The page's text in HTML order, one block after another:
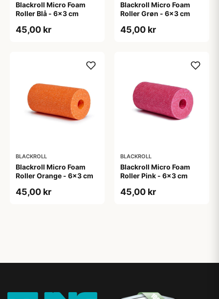
Blackroll Micro Foam
Roller Blå - 6x3 cm
45,00 kr
Blackroll Micro Foam
Roller Grøn - 6x3 cm
45,00 kr
BLACKROLL
Blackroll Micro Foam
Roller Orange - 6x3 cm
45,00 kr
BLACKROLL
Blackroll Micro Foam
Roller Pink - 6x3 cm
45,00 kr